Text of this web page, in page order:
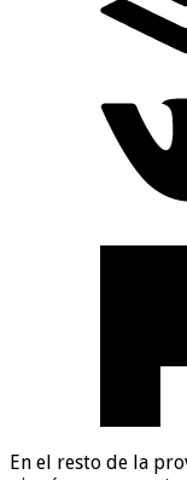
En el resto de la